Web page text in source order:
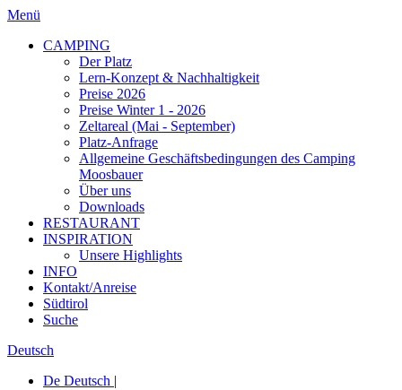
Menü
CAMPING
Der Platz
Lern-Konzept & Nachhaltigkeit
Preise 2026
Preise Winter 1 - 2026
Zeltareal (Mai - September)
Platz-Anfrage
Allgemeine Geschäftsbedingungen des Camping
Moosbauer
Über uns
Downloads
RESTAURANT
INSPIRATION
Unsere Highlights
INFO
Kontakt/Anreise
Südtirol
Suche
Deutsch
De Deutsch |